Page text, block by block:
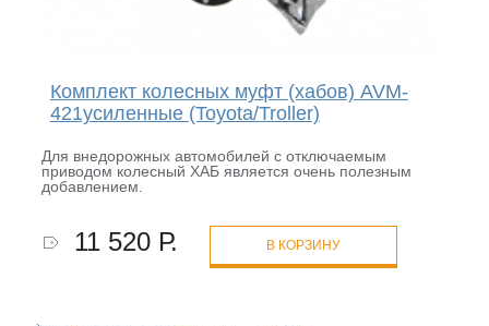
Комплект колесных муфт (хабов) AVM-
421усиленные (Toyota/Troller)
Для внедорожных автомобилей с отключаемым
приводом колесный ХАБ является очень полезным
добавлением.
11 520 Р. В КОРЗИНУ